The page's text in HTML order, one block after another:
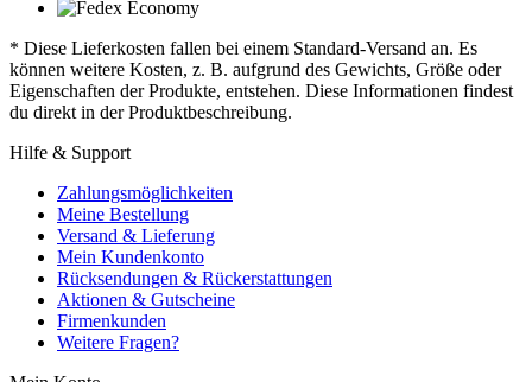
* Diese Lieferkosten fallen bei einem Standard-Versand an. Es
können weitere Kosten, z. B. aufgrund des Gewichts, Größe oder
Eigenschaften der Produkte, entstehen. Diese Informationen findest
du direkt in der Produktbeschreibung.
Hilfe & Support
Zahlungsmöglichkeiten
Meine Bestellung
Versand & Lieferung
Mein Kundenkonto
Rücksendungen & Rückerstattungen
Aktionen & Gutscheine
Firmenkunden
Weitere Fragen?